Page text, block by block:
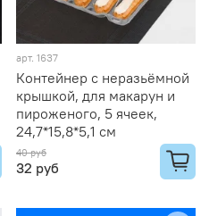
арт. 1637
Контейнер с неразьёмной
крышкой, для макарун и
пироженого, 5 ячеек,
24,7*15,8*5,1 см
40 руб
32 руб